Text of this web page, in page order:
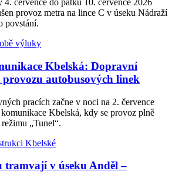
4. července do pátku 10. července 2026
provoz metra na lince C v úseku Nádraží
povstání.
Kbelská: Dopravní
autobusových linek
pracích začne v noci na 2. července
Kbelská, kdy se provoz plně
„Tunel“.
tramvají v úseku Anděl –